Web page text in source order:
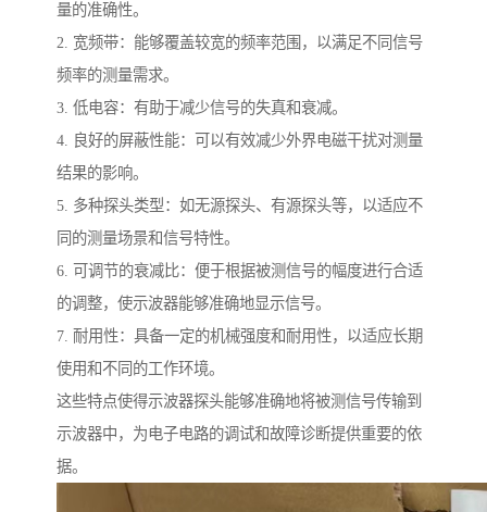
量的准确性。
2. 宽频带：能够覆盖较宽的频率范围，以满足不同信号
频率的测量需求。
3. 低电容：有助于减少信号的失真和衰减。
4. 良好的屏蔽性能：可以有效减少外界电磁干扰对测量
结果的影响。
5. 多种探头类型：如无源探头、有源探头等，以适应不
同的测量场景和信号特性。
6. 可调节的衰减比：便于根据被测信号的幅度进行合适
的调整，使示波器能够准确地显示信号。
7. 耐用性：具备一定的机械强度和耐用性，以适应长期
使用和不同的工作环境。
这些特点使得示波器探头能够准确地将被测信号传输到
示波器中，为电子电路的调试和故障诊断提供重要的依
据。